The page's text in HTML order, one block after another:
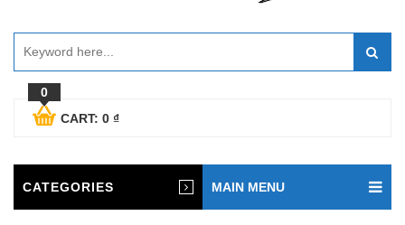
0
CART: 0 ₫
CATEGORIES MAIN MENU